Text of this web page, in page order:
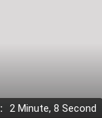
2 Minute, 8 Second